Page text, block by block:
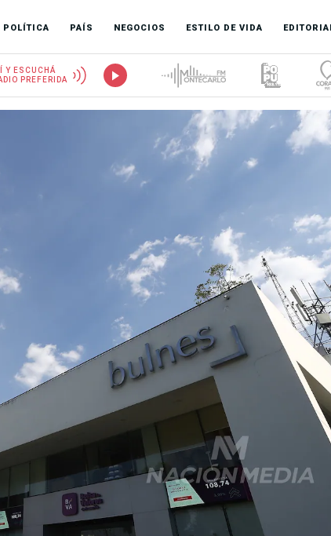
POLÍTICA PAÍS NEGOCIOS ESTILO DE VIDA
Y ESCUCHÁ
PREFERIDA